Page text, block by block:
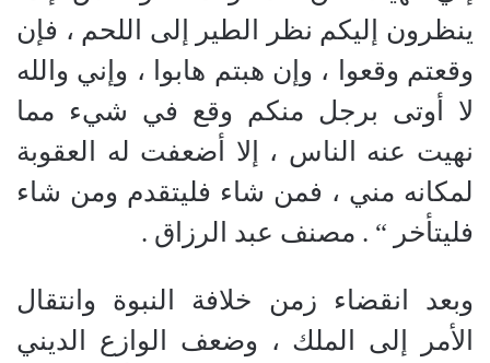
ينظرون إليكم نظر الطير إلى اللحم ، فإن
وقعتم وقعوا ، وإن هبتم هابوا ، وإني والله
لا أوتى برجل منكم وقع في شيء مما
نهيت عنه الناس ، إلا أضعفت له العقوبة
لمكانه مني ، فمن شاء فليتقدم ومن شاء
فليتأخر “ . مصنف عبد الرزاق .
وبعد انقضاء زمن خلافة النبوة وانتقال
الأمر إلى الملك ، وضعف الوازع الديني